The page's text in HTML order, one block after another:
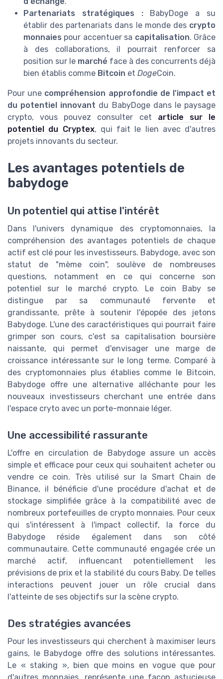
Partenariats stratégiques :BabyDoge a su
établir des partenariats dans le monde des crypto
monnaies pour accentuer sa capitalisation. Grâce
à des collaborations, il pourrait renforcer sa
position sur le marché face à des concurrents déjà
bien établis comme Bitcoin et DogeCoin.
Pour une compréhension approfondie de l'impact et
du potentiel innovant du BabyDoge dans le paysage
crypto, vous pouvez consulter cet article sur le
potentiel du Cryptex, qui fait le lien avec d'autres
projets innovants du secteur.
Les avantages potentiels de
babydoge
Un potentiel qui attise l'intérêt
Dans l'univers dynamique des cryptomonnaies, la
compréhension des avantages potentiels de chaque
actif est clé pour les investisseurs. Babydoge, avec son
statut de "mème coin", soulève de nombreuses
questions, notamment en ce qui concerne son
potentiel sur le marché crypto. Le coin Baby se
distingue par sa communauté fervente et
grandissante, prête à soutenir l'épopée des jetons
Babydoge. L'une des caractéristiques qui pourrait faire
grimper son cours, c'est sa capitalisation boursière
naissante, qui permet d'envisager une marge de
croissance intéressante sur le long terme. Comparé à
des cryptomonnaies plus établies comme le Bitcoin,
Babydoge offre une alternative alléchante pour les
nouveaux investisseurs cherchant une entrée dans
l'espace cryto avec un porte-monnaie léger.
Une accessibilité rassurante
L'offre en circulation de Babydoge assure un accès
simple et efficace pour ceux qui souhaitent acheter ou
vendre ce coin. Très utilisé sur la Smart Chain de
Binance, il bénéficie d'une procédure d'achat et de
stockage simplifiée grâce à la compatibilité avec de
nombreux portefeuilles de crypto monnaies. Pour ceux
qui s'intéressent à l'impact collectif, la force du
Babydoge réside également dans son côté
communautaire. Cette communauté engagée crée un
marché actif, influencant potentiellement les
prévisions de prix et la stabilité du cours Baby. De telles
interactions peuvent jouer un rôle crucial dans
l'atteinte de ses objectifs sur la scène crypto.
Des stratégies avancées
Pour les investisseurs qui cherchent à maximiser leurs
gains, le Babydoge offre des solutions intéressantes.
Le « staking », bien que moins en vogue que pour